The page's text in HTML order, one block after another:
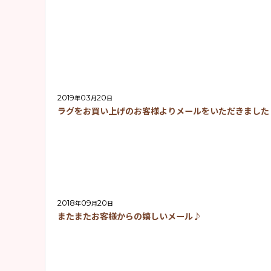
2019年03月20日
ラグをお買い上げのお客様よりメールをいただきました
2018年09月20日
またまたお客様からの嬉しいメール♪